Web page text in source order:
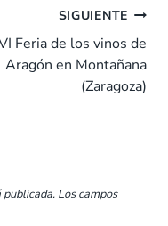
ar
tir
SIGUIENTE
Feria de los vinos de
Aragón en Montañana
(Zaragoza)
publicada. Los campos